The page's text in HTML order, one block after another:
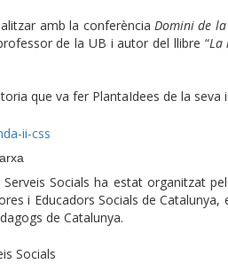
amb la conferència Domini de
de la UB i autor del llibre “La
que va fer PlantaIdees de la seva
Socials ha estat organitzat
i Educadors Socials de
de Catalunya.